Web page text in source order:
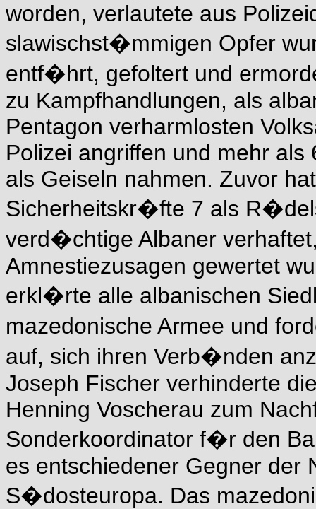
worden, verlautete aus
slawischst�mmigen Opfer
entf�hrt, gefoltert und
zu Kampfhandlungen, als
Pentagon verharmlosten
Polizei angriffen und mehr
als Geiseln nahmen. Zuvor
Sicherheitskr�fte 7 als
verd�chtige Albaner
Amnestiezusagen gewertet
erkl�rte alle albanischen
mazedonische Armee und
auf, sich ihren Verb�nden
Joseph Fischer verhinderte
Henning Voscherau zum
Sonderkoordinator f�r den
es entschiedener Gegner der
S�dosteuropa. Das